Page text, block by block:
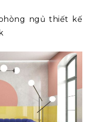
ngủ thiết kế